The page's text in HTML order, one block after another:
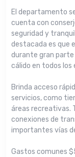
El departamento
cuenta con
seguridad y
destacada es que
durante gran parte
cálido en todos los
Brinda acceso
servicios, como
áreas recreativas.
conexiones de
importantes vías
Gastos comunes